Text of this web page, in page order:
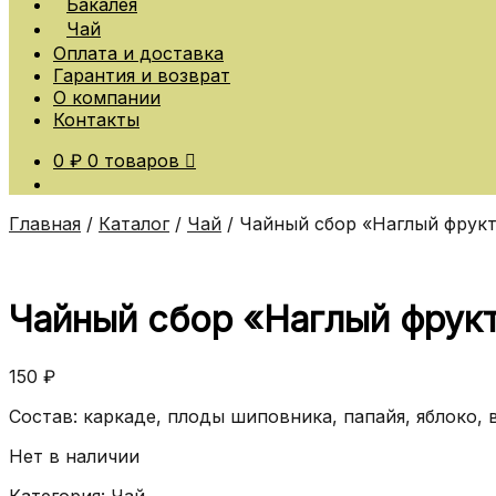
Бакалея
Чай
Оплата и доставка
Гарантия и возврат
О компании
Контакты
0 ₽ 0 товаров
Главная / Каталог/ Чай / Чайный сбор «Наглый
Чайный сбор «Наглый
150 ₽
Состав: каркаде, плоды шиповника, папайя, яблоко,
Нет в наличии